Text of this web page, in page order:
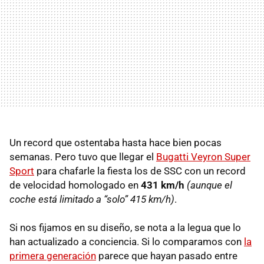
Un record que ostentaba hasta hace bien pocas
semanas. Pero tuvo que llegar el Bugatti Veyron Super
Sport para chafarle la fiesta los de SSC con un record
de velocidad homologado en 431 km/h (aunque el
coche está limitado a “solo” 415 km/h).
Si nos fijamos en su diseño, se nota a la legua que lo
han actualizado a conciencia. Si lo comparamos con la
primera generación parece que hayan pasado entre